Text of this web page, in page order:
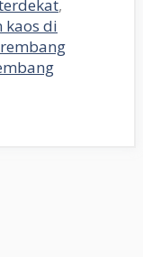
,
kaos di